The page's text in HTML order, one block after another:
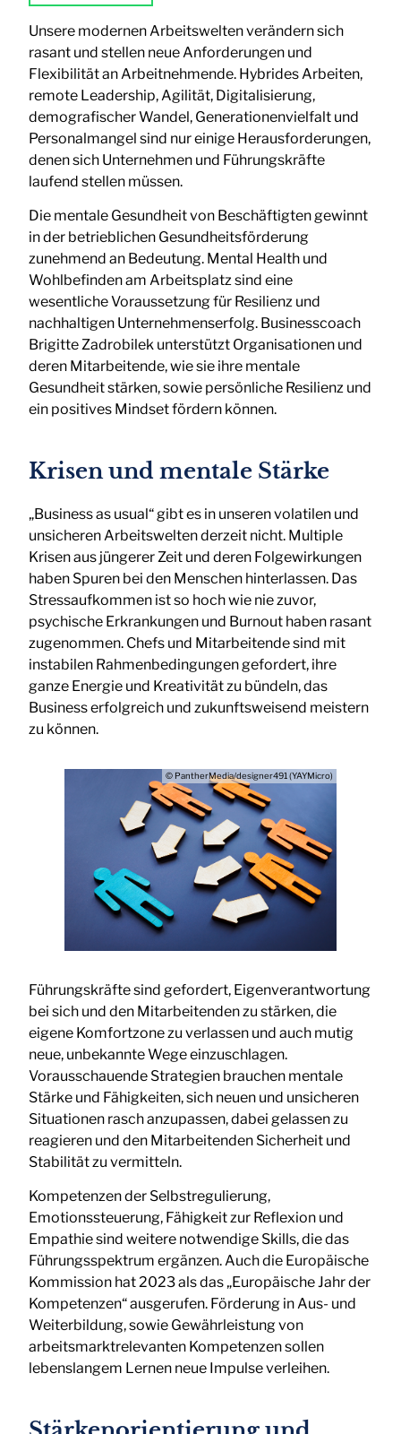
Unsere modernen Arbeitswelten verändern sich
rasant und stellen neue Anforderungen und
Flexibilität an Arbeitnehmende. Hybrides Arbeiten,
remote Leadership, Agilität, Digitalisierung,
demografischer Wandel, Generationenvielfalt und
Personalmangel sind nur einige Herausforderungen,
denen sich Unternehmen und Führungskräfte
laufend stellen müssen.
Die mentale Gesundheit von Beschäftigten gewinnt
in der betrieblichen Gesundheitsförderung
zunehmend an Bedeutung. Mental Health und
Wohlbefinden am Arbeitsplatz sind eine
wesentliche Voraussetzung für Resilienz und
nachhaltigen Unternehmenserfolg. Businesscoach
Brigitte Zadrobilek unterstützt Organisationen und
deren Mitarbeitende, wie sie ihre mentale
Gesundheit stärken, sowie persönliche Resilienz und
ein positives Mindset fördern können.
Krisen und mentale Stärke
„Business as usual“ gibt es in unseren volatilen und
unsicheren Arbeitswelten derzeit nicht. Multiple
Krisen aus jüngerer Zeit und deren Folgewirkungen
haben Spuren bei den Menschen hinterlassen. Das
Stressaufkommen ist so hoch wie nie zuvor,
psychische Erkrankungen und Burnout haben rasant
zugenommen. Chefs und Mitarbeitende sind mit
instabilen Rahmenbedingungen gefordert, ihre
ganze Energie und Kreativität zu bündeln, das
Business erfolgreich und zukunftsweisend meistern
zu können.
© PantherMedia/designer491 (YAYMicro)
Führungskräfte sind gefordert, Eigenverantwortung
bei sich und den Mitarbeitenden zu stärken, die
eigene Komfortzone zu verlassen und auch mutig
neue, unbekannte Wege einzuschlagen.
Vorausschauende Strategien brauchen mentale
Stärke und Fähigkeiten, sich neuen und unsicheren
Situationen rasch anzupassen, dabei gelassen zu
reagieren und den Mitarbeitenden Sicherheit und
Stabilität zu vermitteln.
Kompetenzen der Selbstregulierung,
Emotionssteuerung, Fähigkeit zur Reflexion und
Empathie sind weitere notwendige Skills, die das
Führungsspektrum ergänzen. Auch die Europäische
Kommission hat 2023 als das „Europäische Jahr der
Kompetenzen“ ausgerufen. Förderung in Aus- und
Weiterbildung, sowie Gewährleistung von
arbeitsmarktrelevanten Kompetenzen sollen
lebenslangem Lernen neue Impulse verleihen.